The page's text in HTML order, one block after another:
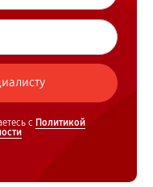
с Политикой